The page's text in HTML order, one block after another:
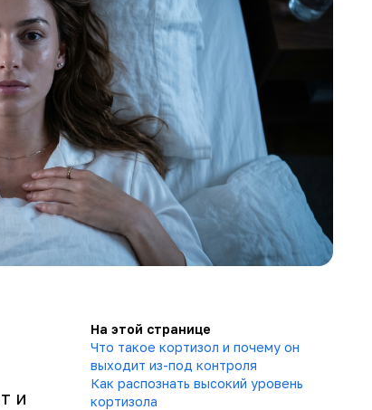
и
На этой странице
Что такое кортизол и почему он
выходит из-под контроля
Как распознать высокий уровень
кортизола